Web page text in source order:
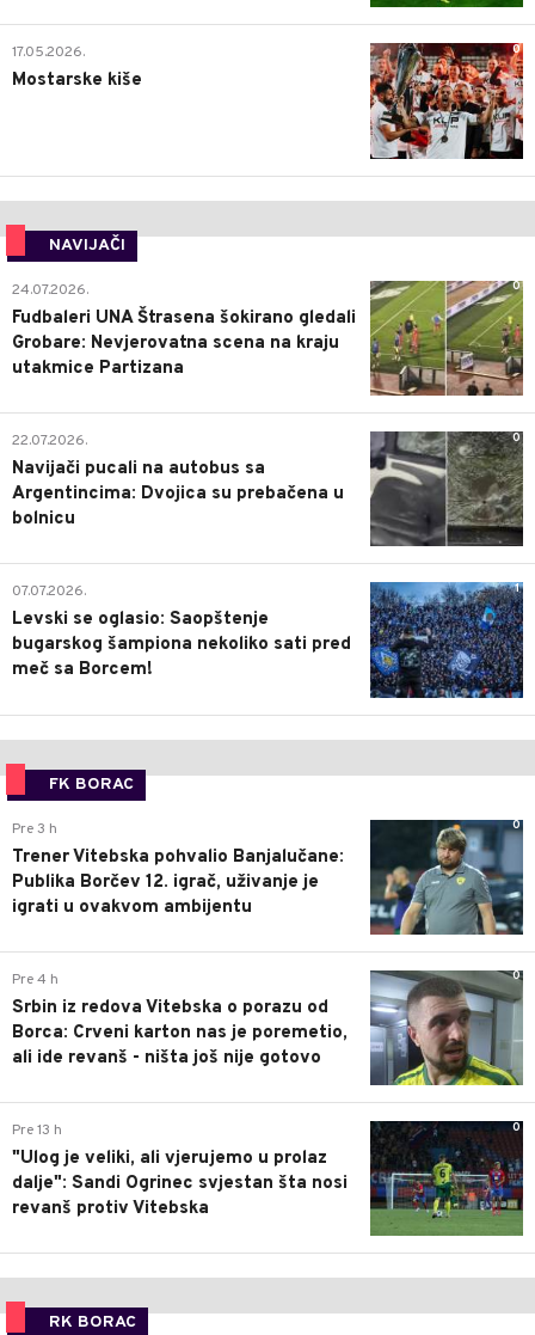
0
17.05.2026.
Mostarske kiše
NAVIJAČI
0
24.07.2026.
Fudbaleri UNA Štrasena šokirano gledali
Grobare: Nevjerovatna scena na kraju
utakmice Partizana
0
22.07.2026.
Navijači pucali na autobus sa
Argentincima: Dvojica su prebačena u
bolnicu
1
07.07.2026.
Levski se oglasio: Saopštenje
bugarskog šampiona nekoliko sati pred
meč sa Borcem!
FK BORAC
0
Pre 3 h
Trener Vitebska pohvalio Banjalučane:
Publika Borčev 12. igrač, uživanje je
igrati u ovakvom ambijentu
0
Pre 4 h
Srbin iz redova Vitebska o porazu od
Borca: Crveni karton nas je poremetio,
ali ide revanš - ništa još nije gotovo
0
Pre 13 h
"Ulog je veliki, ali vjerujemo u prolaz
dalje": Sandi Ogrinec svjestan šta nosi
revanš protiv Vitebska
RK BORAC